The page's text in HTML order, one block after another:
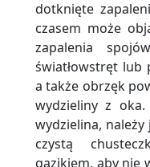
dotknięte
czasem może
zapalenia
światłowstręt lub
a także obrzęk
wydzieliny z
wydzielina,
czystą
gazikiem, aby nie